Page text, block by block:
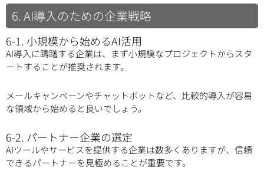
6. AI導入のための企業戦略
6-1. 小規模から始めるAI活用
AI導入に躊躇する企業は、まず小規模なプロジェクトからスタ
ートすることが推奨されます。
メールキャンペーンやチャットボットなど、比較的導入が容易
な領域から始めると良いでしょう。
6-2. パートナー企業の選定
AIツールやサービスを提供する企業は数多くありますが、信頼
できるパートナーを見極めることが重要です。